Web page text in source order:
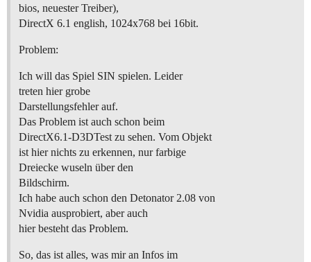
bios, neuester Treiber),
DirectX 6.1 english, 1024x768 bei 16bit.
Problem:
Ich will das Spiel SIN spielen. Leider
treten hier grobe
Darstellungsfehler auf.
Das Problem ist auch schon beim
DirectX6.1-D3DTest zu sehen. Vom Objekt
ist hier nichts zu erkennen, nur farbige
Dreiecke wuseln über den
Bildschirm.
Ich habe auch schon den Detonator 2.08 von
Nvidia ausprobiert, aber auch
hier besteht das Problem.
So, das ist alles, was mir an Infos im